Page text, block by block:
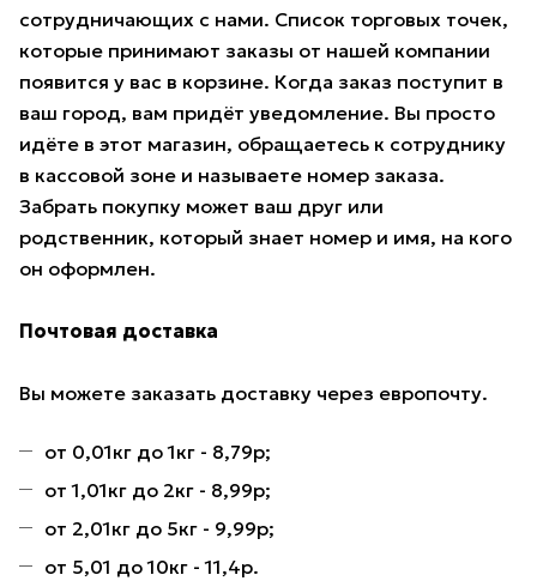
сотрудничающих с нами. Список торговых точек,
которые принимают заказы от нашей компании
появится у вас в корзине. Когда заказ поступит в
ваш город, вам придёт уведомление. Вы просто
идёте в этот магазин, обращаетесь к сотруднику
в кассовой зоне и называете номер заказа.
Забрать покупку может ваш друг или
родственник, который знает номер и имя, на кого
он оформлен.
Почтовая доставка
Вы можете заказать доставку через европочту.
от 0,01кг до 1кг - 8,79р;
от 1,01кг до 2кг - 8,99р;
от 2,01кг до 5кг - 9,99р;
от 5,01 до 10кг - 11,4р.